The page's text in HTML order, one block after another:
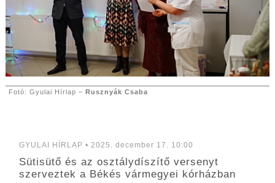
Fotó: Gyulai Hírlap – Rusznyák Csaba
GYULAI HÍRLAP • 2025. december 17. 10:00
Sütisütő és az osztálydíszítő versenyt
szerveztek a Békés vármegyei kórházban